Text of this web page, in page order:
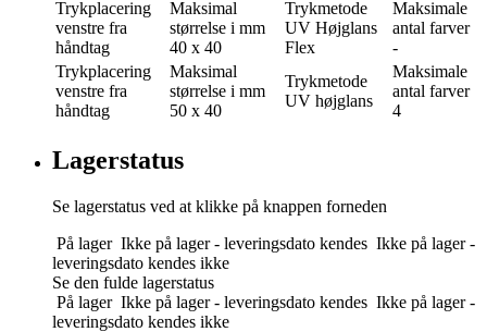
Trykplacering
venstre fra
håndtag
Maksimal
størrelse i mm
40 x 40
Trykmetode
UV Højglans
Flex
Maksimale
antal farver
-
Trykplacering
venstre fra
håndtag
Maksimal
størrelse i mm
50 x 40
Trykmetode
UV højglans
Maksimale
antal farver
4
Lagerstatus
Se lagerstatus ved at klikke på knappen forneden
På lager Ikke på lager - leveringsdato kendes Ikke på lager -
leveringsdato kendes ikke
Se den fulde lagerstatus
På lager Ikke på lager - leveringsdato kendes Ikke på lager -
leveringsdato kendes ikke